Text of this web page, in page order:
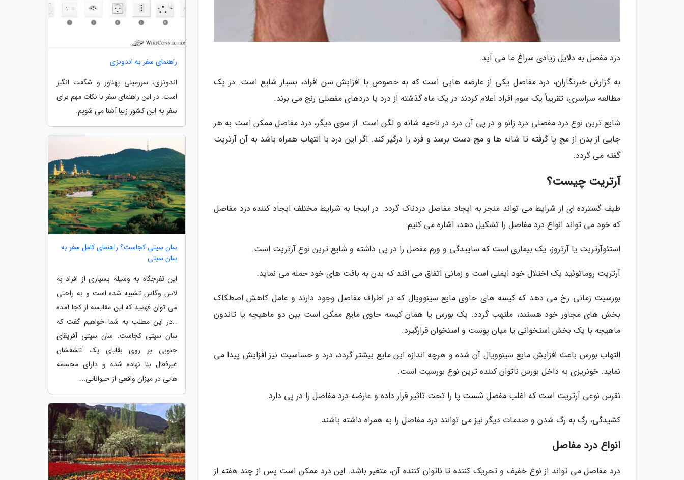
درد مفصل به دلایل زیادی سراغ ما می آید.
به گزارش خبرنگاران، درد مفاصل یکی از عارضه هایی است که به خصوص با افزایش سن افراد، بسیار شایع است. در یک
مطالعه سراسری، تقریباً یک سوم افراد اعلام کردند در یک ماه گذشته از درد یا دردهای مفصلی رنج می برند.
شایع ترین نوع درد مفصلی درد زانو و در پی آن درد در ناحیه شانه و لگن است. از سوی دیگر، درد مفاصل ممکن است به هر
جایی از بدن از مچ پا گرفته تا شانه ها و مچ دست برسد و فرد را درگیر کند. اگر این درد با التهاب همراه باشد به آن آرتریت
گفته می گردد.
آرتریت چیست؟
طیف گسترده ای از شرایط می تواند منجر به ایجاد مفاصل دردناک گردد. در اینجا به شرایط مختلف ایجاد کننده درد مفاصل
که خود می تواند انواع درد مفاصل را تشکیل دهد، اشاره می کنیم:
استئوآرتریت یا آرتروز، یک بیماری است که ساییدگی و ورم مفصل را در پی داشته و شایع ترین نوع آرتریت است.
آرتریت روماتوئید یک اختلال خود ایمنی است و زمانی اتفاق می افتد که بدن به بافت های خود حمله می نماید.
بورسیت زمانی رخ می دهد که کیسه های حاوی مایع سینوویال که در اطراف مفاصل وجود دارند و عامل کاهش اصطکاک
بخش های مجاور خود هستند، ملتهب گردد. یک بورس یا همان کیسه حاوی مایع ممکن است بین دو ماهیچه یا تاندون
ماهیچه با یک بخش استخوانی یا میان پوست و استخوان قرارگیرد.
التهاب بورس باعث افزایش مایع سینوویال آن شده و هرچه اندازه این مایع بیشتر گردد، درد و حساسیت نیز افزایش پیدا می
نماید. خونریزی به داخل بورس ناتوان کننده ترین نوع بورسیت است.
نقرس نوعی آرتریت است که اغلب مفصل شست پا را تحت تاثیر قرار داده و عارضه درد مفاصل را در پی دارد.
کشیدگی، رگ به رگ شدن و صدمات دیگر نیز می توانند درد مفاصل را به همراه داشته باشند.
انواع درد مفاصل
درد مفاصل می تواند از نوع خفیف و تحریک کننده تا ناتوان کننده آن، متغیر باشد. این درد ممکن است پس از چند هفته از
راهنمای سفر به اندونزی
اندونزی، سرزمینی پهناور و شگفت انگیز
است. در این راهنمای سفر با نکات مهم برای
سفر به این کشور زیبا آشنا می شویم.
سان سیتی کجاست؟ راهنمای کامل سفر به
سان سیتی
این تفرجگاه به وسیله بسیاری از افراد به
لاس وگاس تشبیه شده است و به راحتی
می توان فهمید که این مقایسه از کجا آمده
…در این مطلب به شما خواهیم گفت که
سان سیتی کجاست. سان سیتی آفریقای
جنوبی بر روی بقایای یک آتشفشان
غیرفعال بنا نهاده شده و دارای مجسمه
هایی در میزان واقعی از حیواناتی...